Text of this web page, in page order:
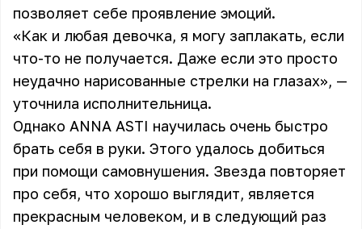
позволяет себе проявление эмоций.
«Как и любая девочка, я могу заплакать, если
что-то не получается. Даже если это просто
неудачно нарисованные стрелки на глазах», —
уточнила исполнительница.
Однако ANNA ASTI научилась очень быстро
брать себя в руки. Этого удалось добиться
при помощи самовнушения. Звезда повторяет
про себя, что хорошо выглядит, является
прекрасным человеком, и в следующий раз